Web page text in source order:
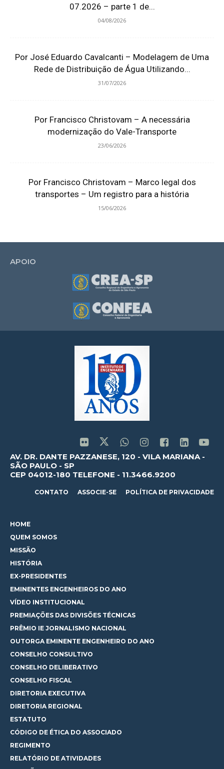
07.2026 – parte 1 de...
04/08/2026
Por José Eduardo Cavalcanti – Modelagem de Uma
Rede de Distribuição de Água Utilizando...
31/07/2026
Por Francisco Christovam – A necessária
modernização do Vale-Transporte
23/06/2026
Por Francisco Christovam – Marco legal dos
transportes – Um registro para a história
15/06/2026
APOIO
AV. DR. DANTE PAZZANESE, 120 - VILA MARIANA -
SÃO PAULO - SP
CEP 04012-180 TELEFONE - 11.3466.9200
CONTATO ASSOCIE-SE POLÍTICA DE PRIVACIDADE
HOME
QUEM SOMOS
MISSÃO
HISTÓRIA
EX-PRESIDENTES
EMINENTES ENGENHEIROS DO ANO
VÍDEO INSTITUCIONAL
PREMIAÇÕES DAS DIVISÕES TÉCNICAS
PRÊMIO IE JORNALISMO NACIONAL
OUTORGA EMINENTE ENGENHEIRO DO ANO
CONSELHO CONSULTIVO
CONSELHO DELIBERATIVO
CONSELHO FISCAL
DIRETORIA EXECUTIVA
DIRETORIA REGIONAL
ESTATUTO
CÓDIGO DE ÉTICA DO ASSOCIADO
REGIMENTO
RELATÓRIO DE ATIVIDADES